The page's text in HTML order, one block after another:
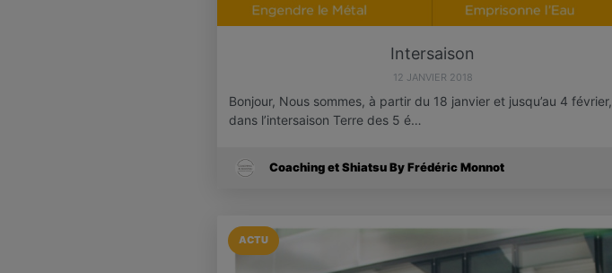
Intersaison
12 JANVIER 2018
Bonjour, Nous sommes, à partir du 18 janvier et jusqu’au 4 février,
dans l’intersaison Terre des 5 é…
Coaching et Shiatsu By Frédéric Monnot
ACTU